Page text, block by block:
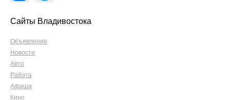
Сайты Владивостока
Объявления
Новости
Авто
Работа
Афиша
Кино